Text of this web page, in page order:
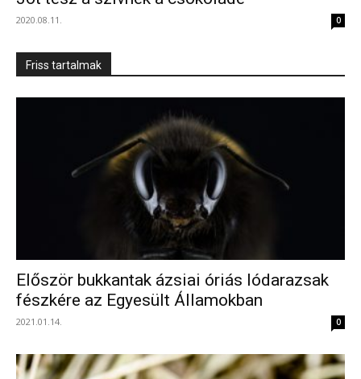
2020.08.11. 0
Friss tartalmak
Először bukkantak ázsiai óriás lódarazsak
fészkére az Egyesült Államokban
2021.01.14. 0